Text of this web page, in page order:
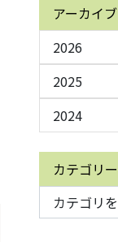
アーカイブ
2026
2025
2024
カテゴリー